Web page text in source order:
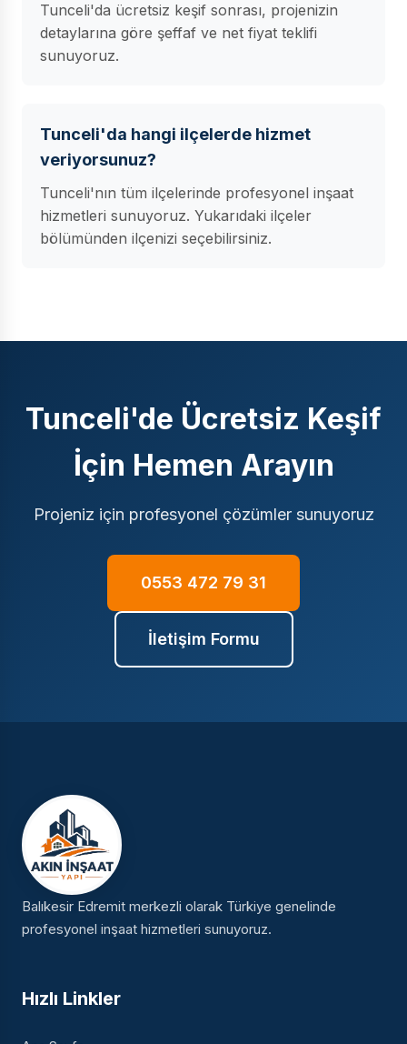
Tunceli'da ücretsiz keşif sonrası, projenizin
detaylarına göre şeffaf ve net fiyat teklifi
sunuyoruz.
Tunceli'da hangi ilçelerde hizmet
veriyorsunuz?
Tunceli'nın tüm ilçelerinde profesyonel inşaat
hizmetleri sunuyoruz. Yukarıdaki ilçeler
bölümünden ilçenizi seçebilirsiniz.
Tunceli'de Ücretsiz Keşif
İçin Hemen Arayın
Projeniz için profesyonel çözümler sunuyoruz
0553 472 79 31
İletişim Formu
Balıkesir Edremit merkezli olarak Türkiye genelinde
profesyonel inşaat hizmetleri sunuyoruz.
Hızlı Linkler